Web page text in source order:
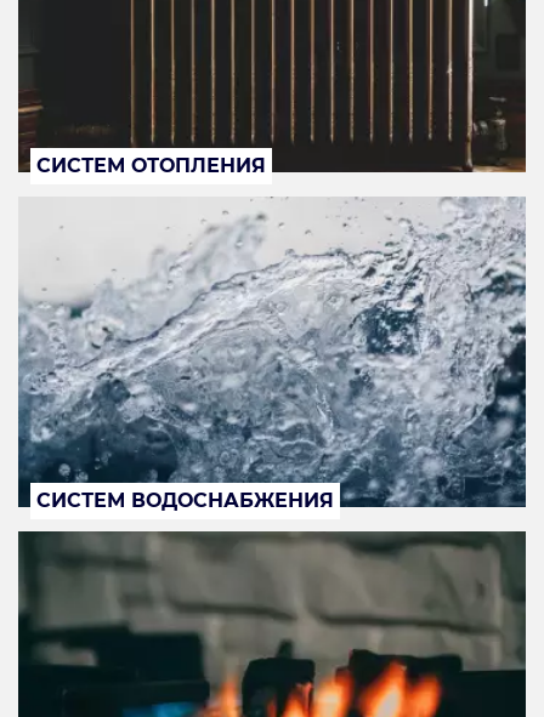
СИСТЕМ ОТОПЛЕНИЯ
СИСТЕМ ВОДОСНАБЖЕНИЯ